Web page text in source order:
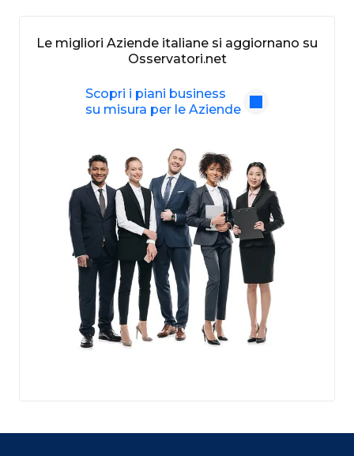
Le migliori Aziende italiane si aggiornano su
Osservatori.net
Scopri i piani business
su misura per le Aziende